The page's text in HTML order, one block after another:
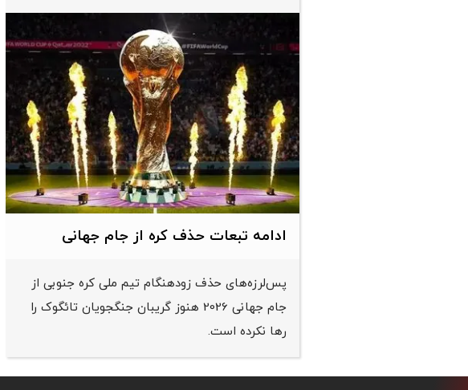
ادامه تبعات حذف کره از جام جهانی
پس‌لرزه‌های حذف زودهنگام تیم ملی کره جنوبی از
جام جهانی 2026 هنوز گریبان جنگجویان تائگوک را
رها نکرده است.